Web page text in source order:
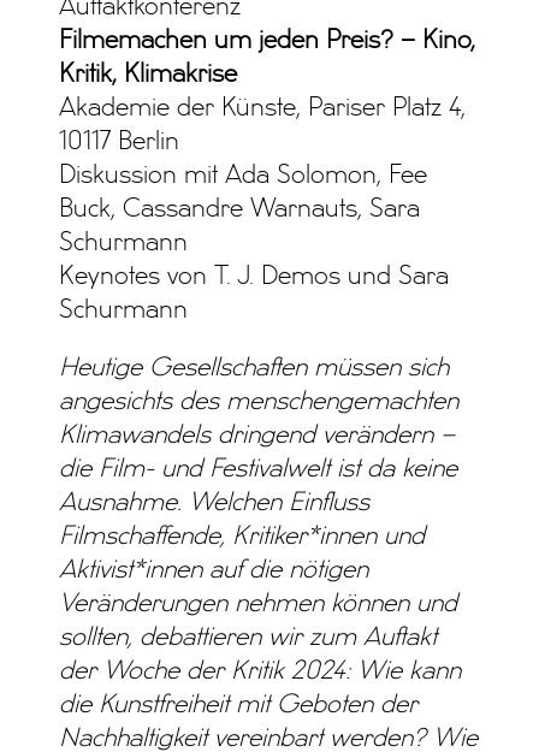
Auftaktkonferenz
Filmemachen um jeden Preis? – Kino,
Kritik, Klimakrise
Akademie der Künste, Pariser Platz 4,
10117 Berlin
Diskussion mit Ada Solomon, Fee
Buck, Cassandre Warnauts, Sara
Schurmann
Keynotes von T. J. Demos und Sara
Schurmann
Heutige Gesellschaften müssen sich
angesichts des menschengemachten
Klimawandels dringend verändern –
die Film- und Festivalwelt ist da keine
Ausnahme. Welchen Einfluss
Filmschaffende, Kritiker*innen und
Aktivist*innen auf die nötigen
Veränderungen nehmen können und
sollten, debattieren wir zum Auftakt
der Woche der Kritik 2024: Wie kann
die Kunstfreiheit mit Geboten der
Nachhaltigkeit vereinbart werden? Wie